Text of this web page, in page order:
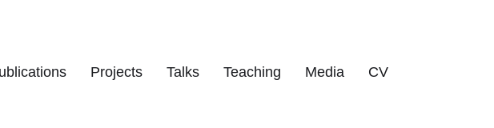
Projects Talks Teaching Media CV